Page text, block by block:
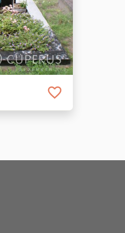
favorite_border